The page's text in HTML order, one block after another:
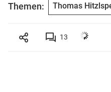
Themen: Thomas
13